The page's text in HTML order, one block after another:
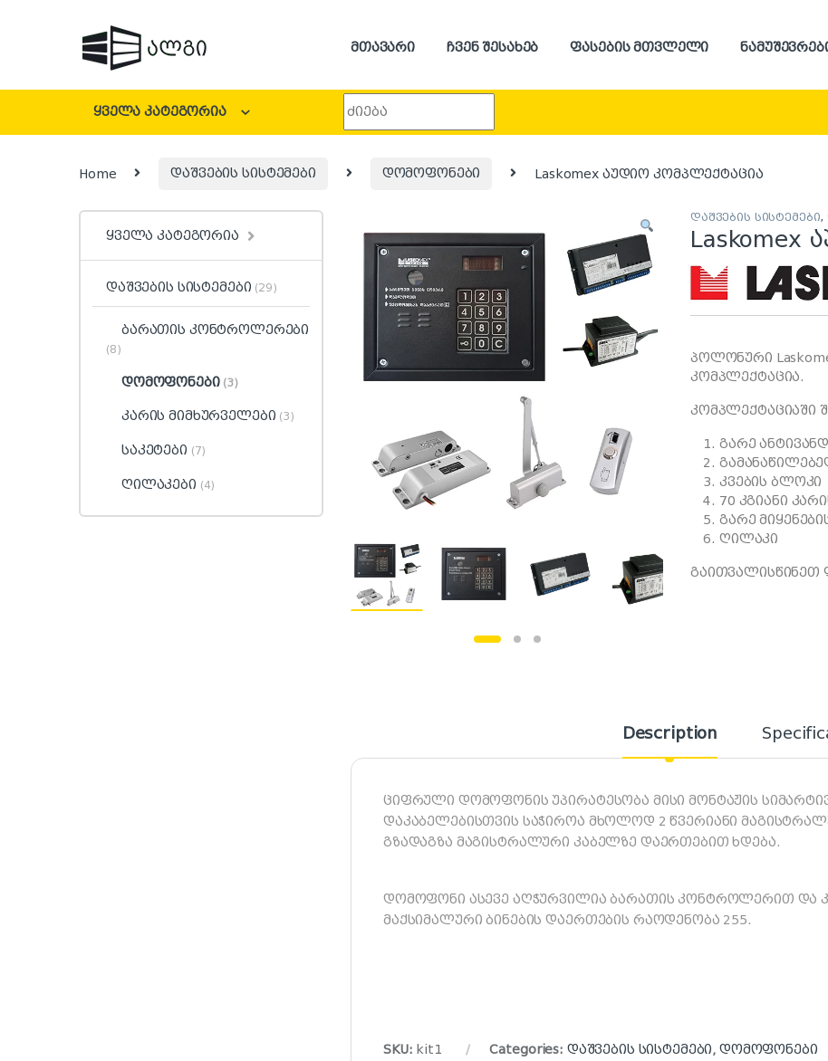
მთავარი ჩვენ შესახებ ფასების მთვლელი
ყველა კატეგორია
Home დაშვების სისტემები დომოფონები Laskomex აუდიო კომპლექტაცია
დაშვების სისტემები,
პოლონური
კომპლექტაცია.
კომპლექტაციაში
გარე
კვების ბლოკი
70 კგიანი
გარე
ღილაკი
გაითვალისწინეთ
Description
ციფრული დომოფონის უპირატესობა მისი მონტაჟის
დაკაბელებისთვის საჭიროა მხოლოდ 2 წვერიანი
გზადაგზა მაგისტრალური კაბელზე დაერთებით ხდება.
დომოფონი ასევე აღჭურვილია ბარათის კონტროლერით და
მაქსიმალური ბინების დაერთების რაოდენობა 255.
SKU: kit1 Categories: დაშვების სისტემები,დომოფონები
ყველა კატეგორია
დაშვების სისტემები (29)
ბარათის კონტროლერები
(8)
დომოფონები (3)
კარის მიმხურველები (3)
საკეტები (7)
ღილაკები (4)